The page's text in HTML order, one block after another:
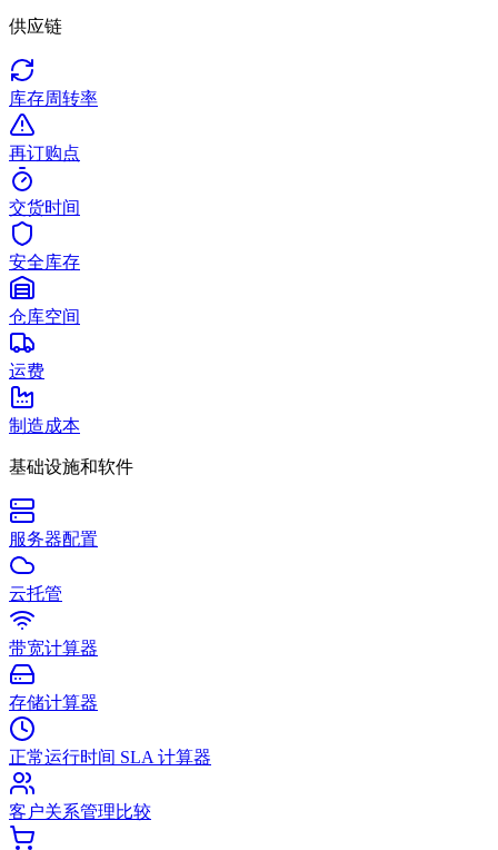
供应链
库存周转率
再订购点
交货时间
安全库存
仓库空间
运费
制造成本
基础设施和软件
服务器配置
云托管
带宽计算器
存储计算器
正常运行时间 SLA 计算器
客户关系管理比较